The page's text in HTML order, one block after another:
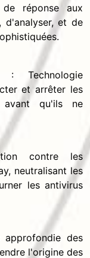
réponse aux
d'analyser, et de
: Technologie
et arrêter les
avant qu'ils ne
contre les
neutralisant les
les antivirus
approfondie des
l'origine des